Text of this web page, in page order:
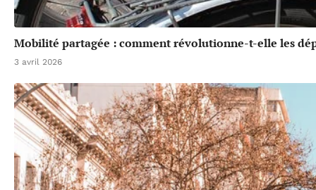
Mobilité partagée : comment révolutionne-t-elle les
3 avril 2026